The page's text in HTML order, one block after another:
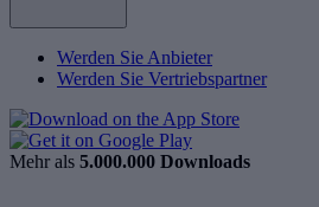
Werden Sie Anbieter
Werden Sie Vertriebspartner
Mehr als 5.000.000 Downloads